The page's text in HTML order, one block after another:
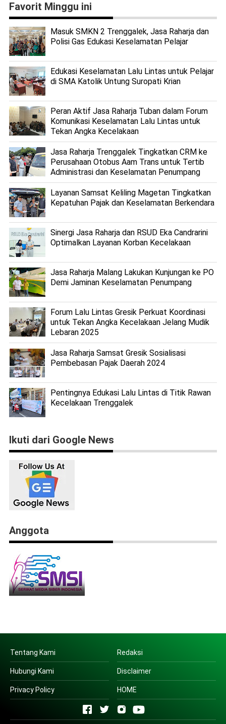
Favorit Minggu ini
Masuk SMKN 2 Trenggalek, Jasa Raharja dan
Polisi Gas Edukasi Keselamatan Pelajar
Edukasi Keselamatan Lalu Lintas untuk Pelajar
di SMA Katolik Untung Suropati Krian
Peran Aktif Jasa Raharja Tuban dalam Forum
Komunikasi Keselamatan Lalu Lintas untuk
Tekan Angka Kecelakaan
Jasa Raharja Trenggalek Tingkatkan CRM ke
Perusahaan Otobus Aam Trans untuk Tertib
Administrasi dan Keselamatan Penumpang
Layanan Samsat Keliling Magetan Tingkatkan
Kepatuhan Pajak dan Keselamatan Berkendara
Sinergi Jasa Raharja dan RSUD Eka Candrarini
Optimalkan Layanan Korban Kecelakaan
Jasa Raharja Malang Lakukan Kunjungan ke PO
Demi Jaminan Keselamatan Penumpang
Forum Lalu Lintas Gresik Perkuat Koordinasi
untuk Tekan Angka Kecelakaan Jelang Mudik
Lebaran 2025
Jasa Raharja Samsat Gresik Sosialisasi
Pembebasan Pajak Daerah 2024
Pentingnya Edukasi Lalu Lintas di Titik Rawan
Kecelakaan Trenggalek
Ikuti dari Google News
Anggota
Tentang Kami Redaksi
Hubungi Kami Disclaimer
Privacy Policy HOME